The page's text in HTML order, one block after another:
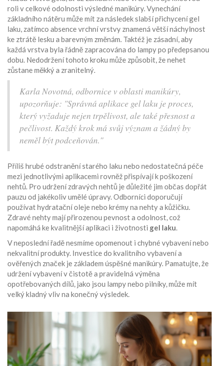
roli v celkové odolnosti výsledné manikúry. Vynechání
základního nátěru může mít za následek slabší přichycení gel
laku, zatímco absence vrchní vrstvy znamená větší náchylnost
ke ztrátě lesku a barevným změnám. Taktéž je zásadní, aby
každá vrstva byla řádně zapracována do lampy po předepsanou
dobu. Nedodržení tohoto kroku může způsobit, že nehet
zůstane měkký a zranitelný.
Karla Novotná, odbornice v oblasti manikúry,
upozorňuje: "Správná aplikace gel laku je proces,
který vyžaduje nejen trpělivost, ale také přesnost a
pečlivost. Každý krok má svůj význam a žádný by
neměl být podceňován."
Příliš hrubé odstranění starého laku nebo nedostatečná péče
mezi jednotlivými aplikacemi rovněž přispívají k poškození
nehtů. Pro udržení zdravých nehtů je důležité jim občas dopřát
pauzu od jakékoliv umělé úpravy. Odborníci doporučují
používat hydratační oleje nebo krémy na nehty a kůžičku.
Zdravé nehty mají přirozenou pevnost a odolnost, což
napomáhá ke kvalitnější aplikaci i životnosti gel laku.
V neposlední řadě nesmíme opomenout i chybné vybavení nebo
nekvalitní produkty. Investice do kvalitního vybavení a
ověřených značek je základem úspěšné manikúry. Pamatujte, že
udržení vybavení v čistotě a pravidelná výměna
opotřebovaných dílů, jako jsou lampy nebo pilníky, může mít
velký kladný vliv na konečný výsledek.